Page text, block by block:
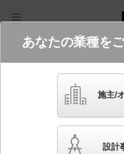
電気・建築設備（ビジネス）
照明器具検索
品番・キー
あなたの業種を
施主/
設計